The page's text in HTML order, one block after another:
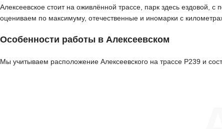
Алексеевское стоит на оживлённой трассе, парк здесь ездовой,
оцениваем по максимуму, отечественные и иномарки с
Особенности работы в Алексеевском
Мы учитываем расположение Алексеевского на трассе Р239 и